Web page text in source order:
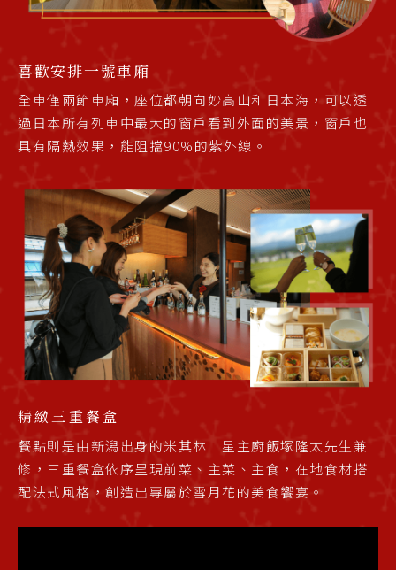
喜歡安排一號車廂
全車僅兩節車廂，座位都朝向妙高山和日本海，可以透
過日本所有列車中最大的窗戶看到外面的美景，窗戶也
具有隔熱效果，能阻擋90%的紫外線。
精緻三重餐盒
餐點則是由新潟出身的米其林二星主廚飯塚隆太先生兼
修，三重餐盒依序呈現前菜、主菜、主食，在地食材搭
配法式風格，創造出專屬於雪月花的美食饗宴。